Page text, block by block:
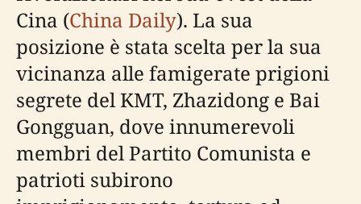
Cina (China Daily). La sua
posizione è stata scelta per la sua
vicinanza alle famigerate prigioni
segrete del KMT, Zhazidong e Bai
Gongguan, dove innumerevoli
membri del Partito Comunista e
patrioti subirono